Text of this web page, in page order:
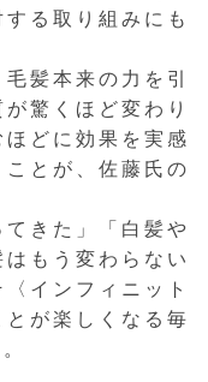
る取り組みにも
髪本来の力を引
驚くほど変わり
どに効果を実感
とが、佐藤氏の
きた」「白髪や
もう変わらない
インフィニット
が楽しくなる毎